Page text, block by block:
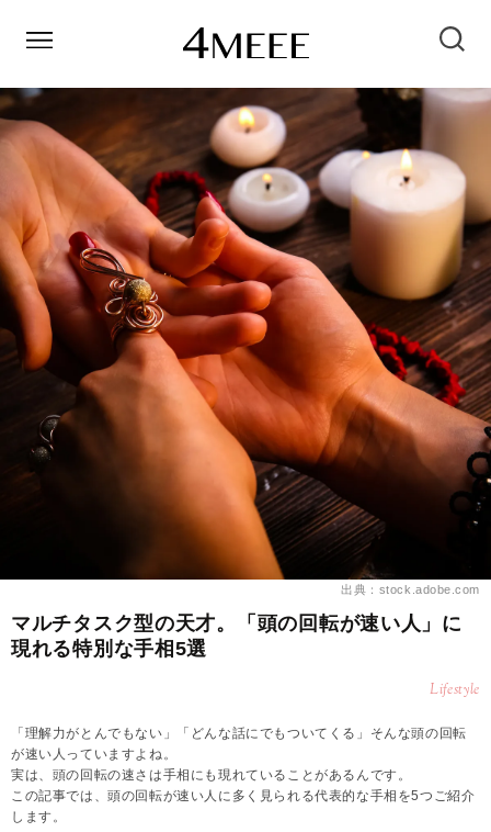
出典：stock.adobe.com
マルチタスク型の天才。「頭の回転が速い人」に
現れる特別な手相5選
Lifestyle
「理解力がとんでもない」「どんな話にでもついてくる」そんな頭の回転
が速い人っていますよね。
実は、頭の回転の速さは手相にも現れていることがあるんです。
この記事では、頭の回転が速い人に多く見られる代表的な手相を5つご紹介
します。